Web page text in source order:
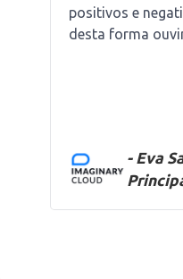
positivos e
desta forma
- Eva